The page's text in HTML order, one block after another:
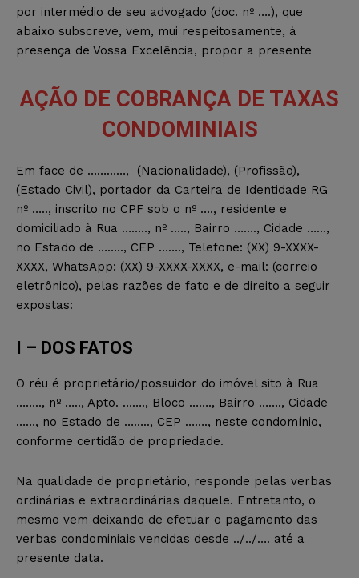
por intermédio de seu advogado (doc. nº ….), que
abaixo subscreve, vem, mui respeitosamente, à
presença de Vossa Excelência, propor a presente
AÇÃO DE COBRANÇA DE TAXAS
CONDOMINIAIS
Em face de …………, (Nacionalidade), (Profissão),
(Estado Civil), portador da Carteira de Identidade RG
nº ….., inscrito no CPF sob o nº …., residente e
domiciliado à Rua …….., nº ….., Bairro ……., Cidade ……,
no Estado de …….., CEP ……., Telefone: (XX) 9-XXXX-
XXXX, WhatsApp: (XX) 9-XXXX-XXXX, e-mail: (correio
eletrônico), pelas razões de fato e de direito a seguir
expostas:
I – DOS FATOS
O réu é proprietário/possuidor do imóvel sito à Rua
…….., nº ….., Apto. ……., Bloco ……., Bairro ……., Cidade
……, no Estado de …….., CEP ……., neste condomínio,
conforme certidão de propriedade.
Na qualidade de proprietário, responde pelas verbas
ordinárias e extraordinárias daquele. Entretanto, o
mesmo vem deixando de efetuar o pagamento das
verbas condominiais vencidas desde ../../…. até a
presente data.